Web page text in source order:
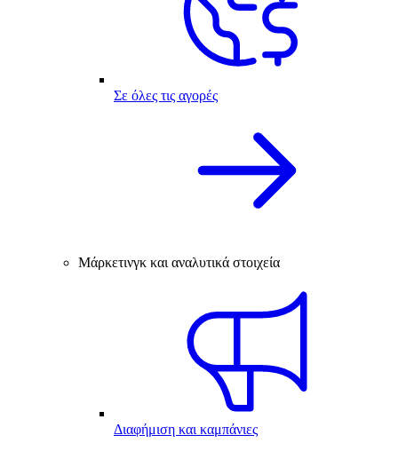
Σε όλες τις αγορές
Μάρκετινγκ και αναλυτικά στοιχεία
Διαφήμιση και καμπάνιες